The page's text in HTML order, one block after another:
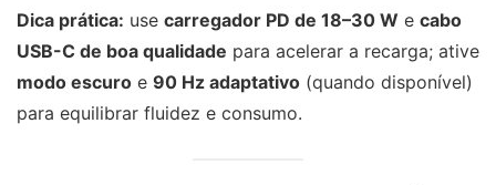
Dica prática: use carregador PD de 18–30 W e cabo
USB-C de boa qualidade para acelerar a recarga; ative
modo escuro e 90 Hz adaptativo (quando disponível)
para equilibrar fluidez e consumo.